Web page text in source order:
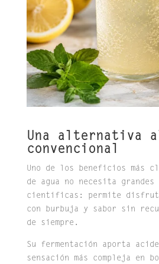
Una alternativa
convencional
Uno de los beneficios más
de agua no necesita grandes
científicas: permite
con burbuja y sabor sin
de siempre.
Su fermentación aporta
sensación más compleja en